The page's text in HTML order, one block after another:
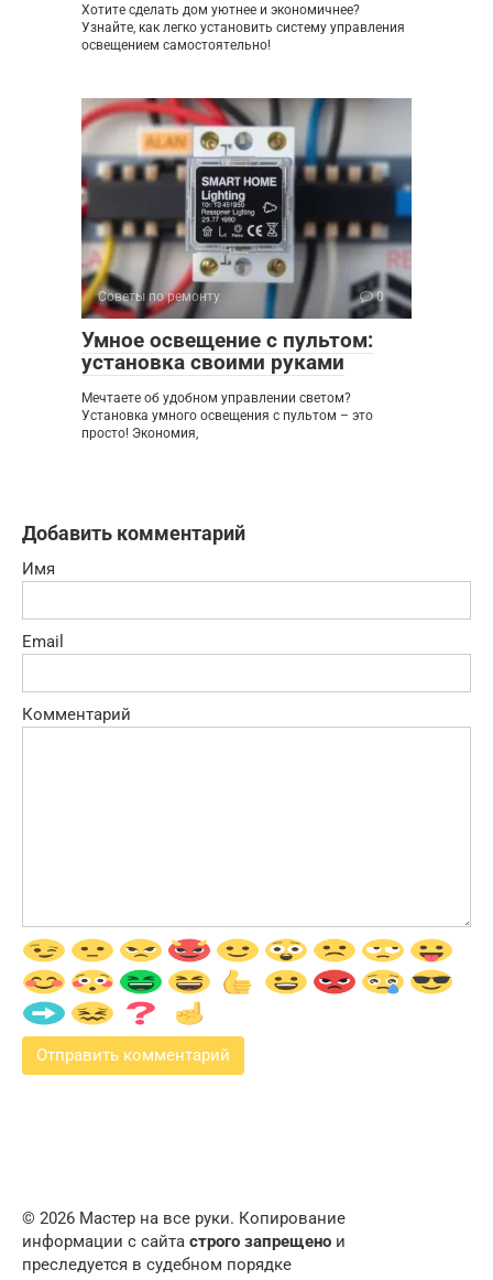
Хотите сделать дом уютнее и экономичнее?
Узнайте, как легко установить систему управления
освещением самостоятельно!
Советы по ремонту 0
Умное освещение с пультом:
установка своими руками
Мечтаете об удобном управлении светом?
Установка умного освещения с пультом – это
просто! Экономия,
Добавить комментарий
Имя
Email
Комментарий
© 2026 Мастер на все руки. Копирование
информации с сайта строго запрещено и
преследуется в судебном порядке